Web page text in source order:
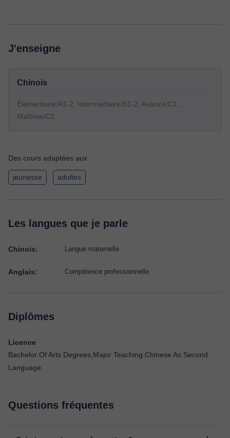
J'enseigne
Chinois
Élémentaire/A1-2, Intermédiaire/B1-2, Avancé/C1,
Maîtrise/C2
Des cours adaptées aux :
jeunesse adultes
Les langues que je parle
Chinois: Langue maternelle
Anglais: Compétence professionnelle
Diplômes
Licence
Bachelor Of Arts Degrees,Major Teaching Chinese As Second
Language
Questions fréquentes